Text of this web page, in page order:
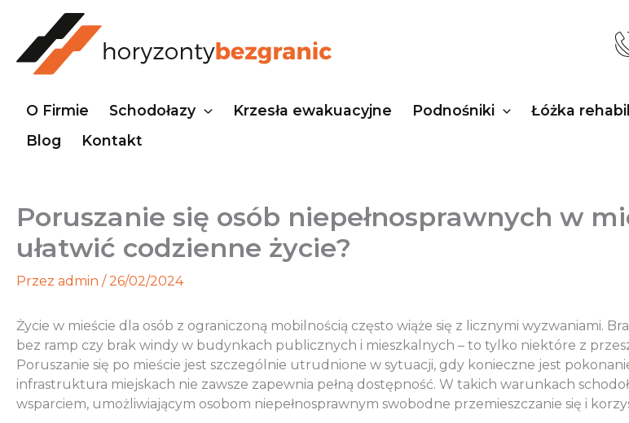
treści
O Firmie Schodołazy Krzesła ewakuacyjne Podnośniki Łóżka
Blog Kontakt
Poruszanie się osób niepełnosprawnych w
ułatwić codzienne życie?
Przez admin / 26/02/2024
Życie w mieście dla osób z ograniczoną mobilnością często wiąże się z licznymi wyzwaniami.
bez ramp czy brak windy w budynkach publicznych i mieszkalnych – to tylko niektóre z
Poruszanie się po mieście jest szczególnie utrudnione w sytuacji, gdy konieczne jest
infrastruktura miejskach nie zawsze zapewnia pełną dostępność. W takich warunkach
wsparciem, umożliwiającym osobom niepełnosprawnym swobodne przemieszczanie się i